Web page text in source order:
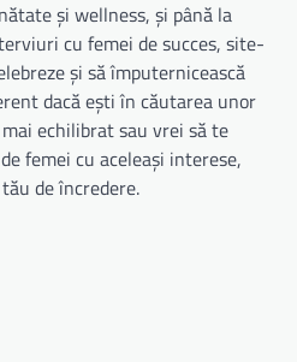
și wellness, și până la
cu femei de succes, site-
și să împuternicească
dacă ești în căutarea unor
echilibrat sau vrei să te
femei cu aceleași interese,
de încredere.